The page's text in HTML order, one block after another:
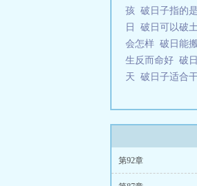
孩 破日子指的
日 破日可以破
会怎样 破日能
生反而命好 破
天 破日子适合
第92章